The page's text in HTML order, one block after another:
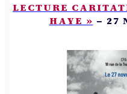
LECTURE
HAYE » – 27